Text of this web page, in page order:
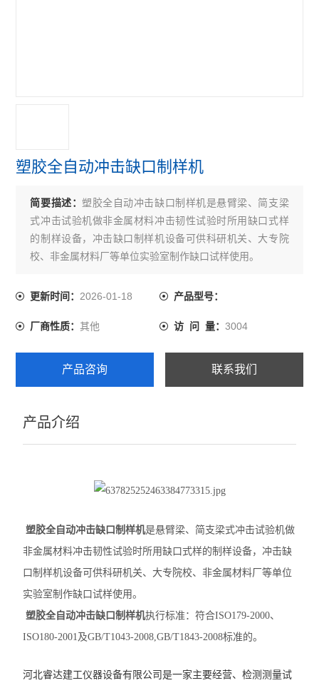
公路试验仪器
野外承载板测定仪
现场CBR值测定仪
K30荷载板测定仪
路面弯沉仪
数显式摆式摩擦系数测定仪
细集料棱角性测定仪
灌砂法容量测定仪
手持式应变仪
防水板焊缝气密性检测仪
洛杉矶磨耗试验机
轻重型触探仪
塑胶全自动冲击缺口制样机
简要描述：塑胶全自动冲击缺口制样机是悬臂梁、简支梁
式冲击试验机做非金属材料冲击韧性试验时所用缺口式样
的制样设备，冲击缺口制样机设备可供科研机关、大专院
校、非金属材料厂等单位实验室制作缺口试样使用。
更新时间：2026-01-18 产品型号：
厂商性质：其他 访 问 量： 3004
产品咨询 联系我们
产品介绍
塑胶全自动冲击缺口制样机是悬臂梁、简支梁式冲击试验机做
非金属材料冲击韧性试验时所用缺口式样的制样设备，冲击缺
口制样机设备可供科研机关、大专院校、非金属材料厂等单位
实验室制作缺口试样使用。
塑胶全自动冲击缺口制样机执行标准：符合ISO179-2000、
ISO180-2001及GB/T1043-2008,GB/T1843-2008标准的。
河北睿达建工仪器设备有限公司是一家主要经营、检测测量试